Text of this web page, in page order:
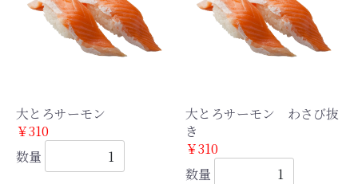
大とろサーモン
￥310
数量
大とろサーモン わさび抜
き
￥310
数量